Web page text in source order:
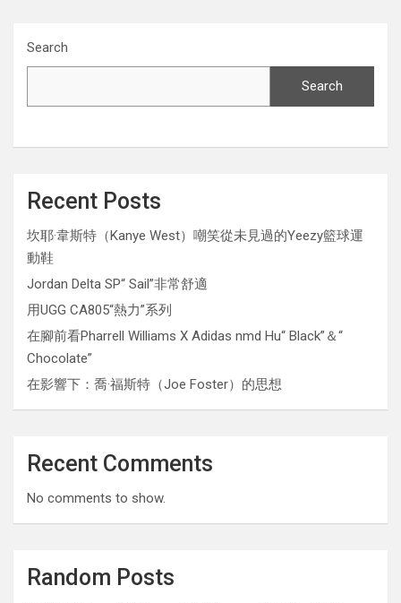
Search
Search
Recent Posts
坎耶·韋斯特（Kanye West）嘲笑從未見過的Yeezy籃球運
動鞋
Jordan Delta SP“ Sail”非常舒適
用UGG CA805“熱力”系列
在腳前看Pharrell Williams X Adidas nmd Hu“ Black”＆“
Chocolate”
在影響下：喬·福斯特（Joe Foster）的思想
Recent Comments
No comments to show.
Random Posts